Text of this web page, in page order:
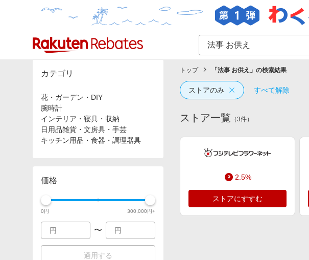
カテゴリー一覧 イベント一覧 ショッピング
カテゴリ
花・ガーデン・DIY
腕時計
インテリア・寝具・収納
日用品雑貨・文房具・手芸
キッチン用品・食器・調理器具
価格
0円 300,000円+
〜
適用する
トップ 「 法事 お供え 」の検索結果
ストアのみ すべて解除
ストア一覧 （3件）
2.5%
ストアにすすむ